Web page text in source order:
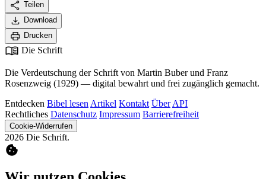
share Teilen
download Download
print Drucken
menu_book Die Schrift
Die Verdeutschung der Schrift von Martin Buber und Franz
Rosenzweig (1929) — digital bewahrt und frei zugänglich gemacht.
Entdecken Bibel lesen Artikel Kontakt Über API
Rechtliches Datenschutz Impressum Barrierefreiheit
Cookie-Widerrufen
2026 Die Schrift.
cookie